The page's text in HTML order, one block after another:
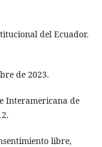
del Ecuador.
de 2023.
Interamericana de
libre,